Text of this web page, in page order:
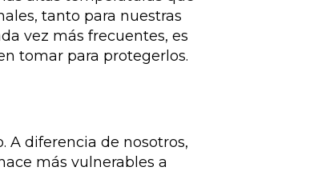
tanto para nuestras
vez más frecuentes, es
tomar para protegerlos.
A diferencia de nosotros,
más vulnerables a